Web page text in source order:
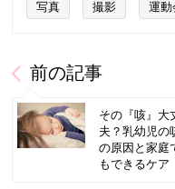
写真 撮影 運動
前の記事
その『咳』大
夫？乳幼児の
の原因と家庭
もできるケア